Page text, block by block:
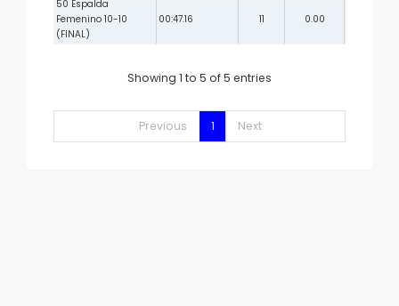
50 Espalda
Femenino 10-10
(FINAL)
00:47.16 11 0.00
Showing 1 to 5 of 5 entries
Previous 1 Next